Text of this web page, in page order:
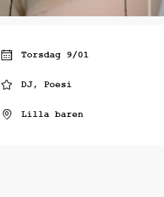
Torsdag 9/01
DJ, Poesi
Lilla baren